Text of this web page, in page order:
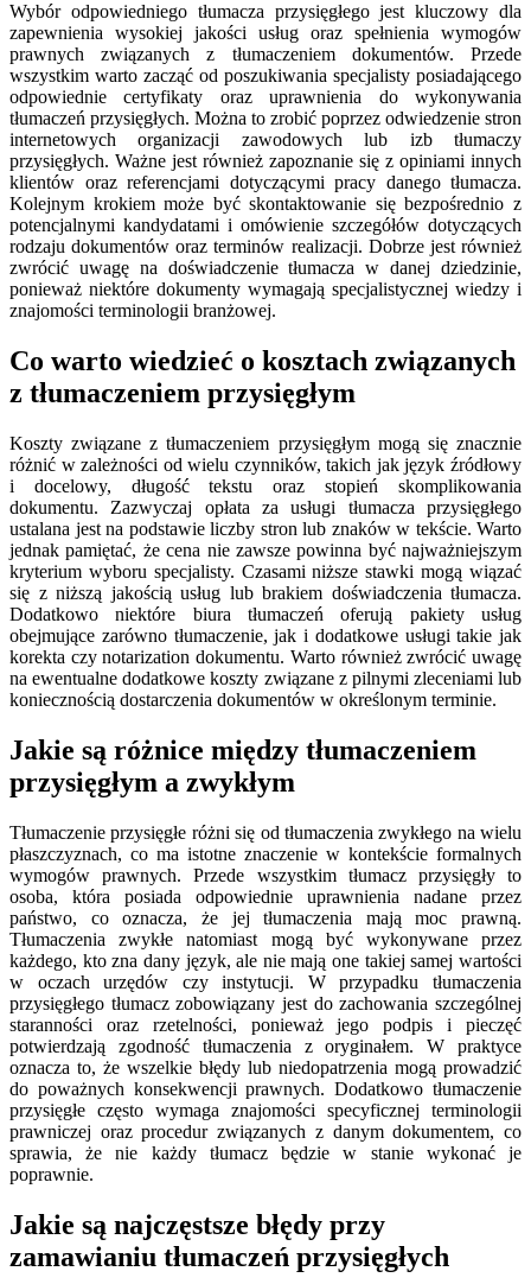
Wybór odpowiedniego tłumacza przysięgłego jest kluczowy dla
zapewnienia wysokiej jakości usług oraz spełnienia wymogów
prawnych związanych z tłumaczeniem dokumentów. Przede
wszystkim warto zacząć od poszukiwania specjalisty posiadającego
odpowiednie certyfikaty oraz uprawnienia do wykonywania
tłumaczeń przysięgłych. Można to zrobić poprzez odwiedzenie stron
internetowych organizacji zawodowych lub izb tłumaczy
przysięgłych. Ważne jest również zapoznanie się z opiniami innych
klientów oraz referencjami dotyczącymi pracy danego tłumacza.
Kolejnym krokiem może być skontaktowanie się bezpośrednio z
potencjalnymi kandydatami i omówienie szczegółów dotyczących
rodzaju dokumentów oraz terminów realizacji. Dobrze jest również
zwrócić uwagę na doświadczenie tłumacza w danej dziedzinie,
ponieważ niektóre dokumenty wymagają specjalistycznej wiedzy i
znajomości terminologii branżowej.
Co warto wiedzieć o kosztach związanych
z tłumaczeniem przysięgłym
Koszty związane z tłumaczeniem przysięgłym mogą się znacznie
różnić w zależności od wielu czynników, takich jak język źródłowy
i docelowy, długość tekstu oraz stopień skomplikowania
dokumentu. Zazwyczaj opłata za usługi tłumacza przysięgłego
ustalana jest na podstawie liczby stron lub znaków w tekście. Warto
jednak pamiętać, że cena nie zawsze powinna być najważniejszym
kryterium wyboru specjalisty. Czasami niższe stawki mogą wiązać
się z niższą jakością usług lub brakiem doświadczenia tłumacza.
Dodatkowo niektóre biura tłumaczeń oferują pakiety usług
obejmujące zarówno tłumaczenie, jak i dodatkowe usługi takie jak
korekta czy notarization dokumentu. Warto również zwrócić uwagę
na ewentualne dodatkowe koszty związane z pilnymi zleceniami lub
koniecznością dostarczenia dokumentów w określonym terminie.
Jakie są różnice między tłumaczeniem
przysięgłym a zwykłym
Tłumaczenie przysięgłe różni się od tłumaczenia zwykłego na wielu
płaszczyznach, co ma istotne znaczenie w kontekście formalnych
wymogów prawnych. Przede wszystkim tłumacz przysięgły to
osoba, która posiada odpowiednie uprawnienia nadane przez
państwo, co oznacza, że jej tłumaczenia mają moc prawną.
Tłumaczenia zwykłe natomiast mogą być wykonywane przez
każdego, kto zna dany język, ale nie mają one takiej samej wartości
w oczach urzędów czy instytucji. W przypadku tłumaczenia
przysięgłego tłumacz zobowiązany jest do zachowania szczególnej
staranności oraz rzetelności, ponieważ jego podpis i pieczęć
potwierdzają zgodność tłumaczenia z oryginałem. W praktyce
oznacza to, że wszelkie błędy lub niedopatrzenia mogą prowadzić
do poważnych konsekwencji prawnych. Dodatkowo tłumaczenie
przysięgłe często wymaga znajomości specyficznej terminologii
prawniczej oraz procedur związanych z danym dokumentem, co
sprawia, że nie każdy tłumacz będzie w stanie wykonać je
poprawnie.
Jakie są najczęstsze błędy przy
zamawianiu tłumaczeń przysięgłych